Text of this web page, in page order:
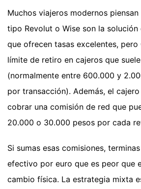
Muchos viajeros modernos
tipo Revolut o Wise son la
que ofrecen tasas excelentes,
límite de retiro en cajeros que
(normalmente entre 600.000 y
por transacción). Además, el
cobrar una comisión de red que
20.000 o 30.000 pesos por cada
Si sumas esas comisiones,
efectivo por euro que es peor que
cambio física. La estrategia mixta